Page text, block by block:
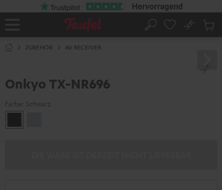
Startseite
Suche
No
ZUBEHÖR AV RECEIVER
Onkyo TX-NR696
Farbe: Schwarz